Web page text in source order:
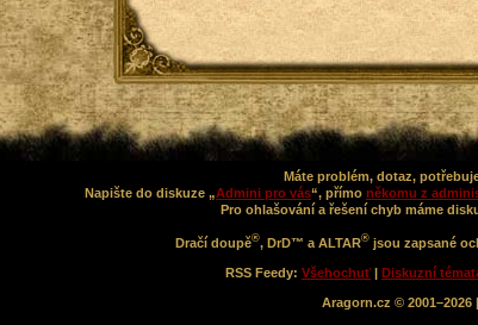
Máte problém, dotaz,
Napište do diskuze „Admini pro vás“, přímo někomu z
Pro ohlašování a řešení chyb máme
Dračí doupě®, DrD™ a ALTAR®jsou zapsané
RSS Feedy: Všehochuť| Diskuzní
Aragorn.cz © 2001–2026 |